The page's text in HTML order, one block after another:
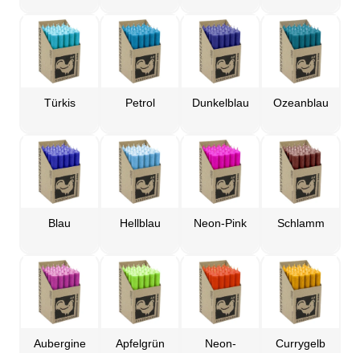
Türkis Petrol Dunkelblau Ozeanblau
Blau Hellblau Neon-Pink Schlamm
Aubergine Apfelgrün
Neon-
Currygelb